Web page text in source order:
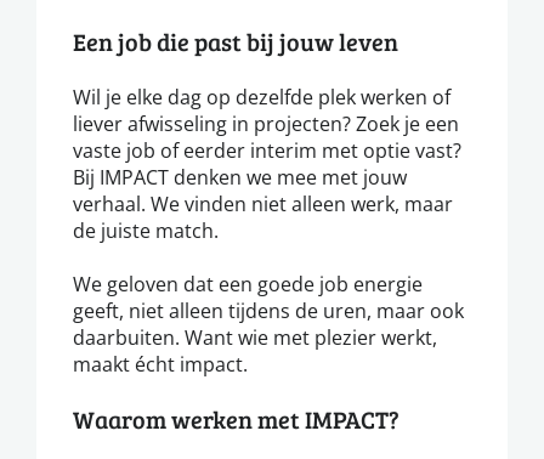
Een job die past bij jouw leven
Wil je elke dag op dezelfde plek werken of
liever afwisseling in projecten? Zoek je een
vaste job of eerder interim met optie vast?
Bij IMPACT denken we mee met jouw
verhaal. We vinden niet alleen werk, maar
de juiste match.
We geloven dat een goede job energie
geeft, niet alleen tijdens de uren, maar ook
daarbuiten. Want wie met plezier werkt,
maakt écht impact.
Waarom werken met IMPACT?